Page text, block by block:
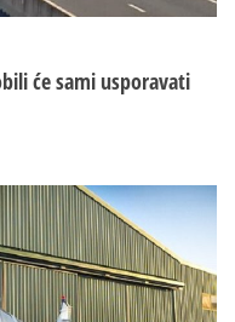
će sami usporavati